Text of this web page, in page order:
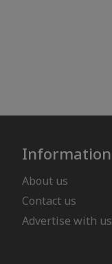
Information
About us
Contact us
Advertise with us